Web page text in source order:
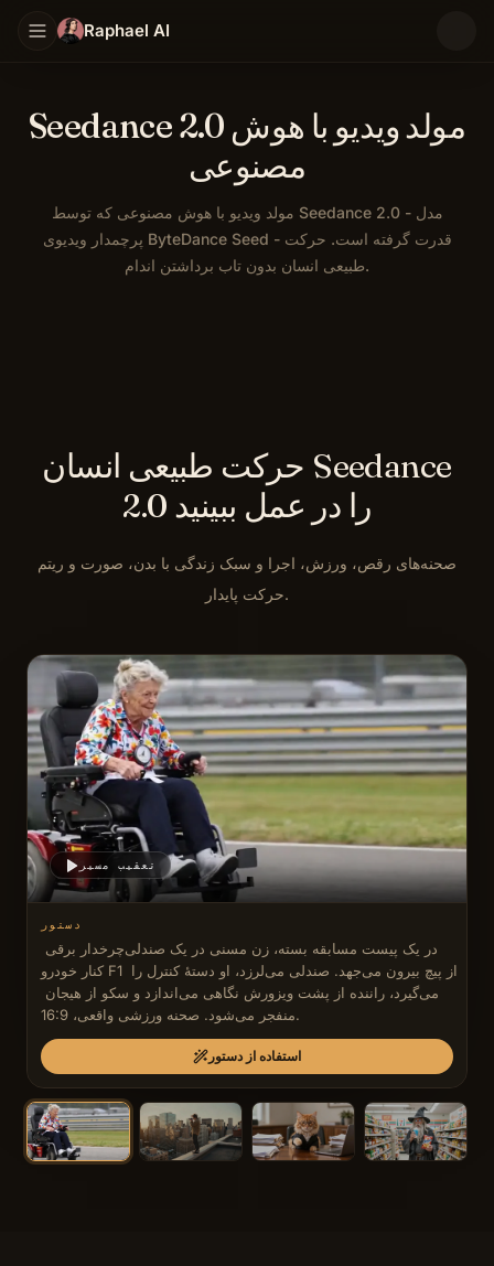
Raphael AI
Seedance 2.0 مولد ویدیو با هوش
مصنوعی
مولد ویدیو با هوش مصنوعی که توسط Seedance 2.0 - مدل
پرچمدار ویدیوی ByteDance Seed - قدرت گرفته است. حرکت
طبیعی انسان بدون تاب برداشتن اندام.
حرکت طبیعی انسان Seedance
2.0 را در عمل ببینید
صحنه‌های رقص، ورزش، اجرا و سبک زندگی با بدن، صورت و ریتم
حرکت پایدار.
تعقیب مسیر
دستور
کنار خودرو F1 از پیچ بیرون می‌جهد. صندلی می‌لرزد، او دستهٔ کنترل را
منفجر می‌شود. صحنه ورزشی واقعی، 16:9.
استفاده از دستور